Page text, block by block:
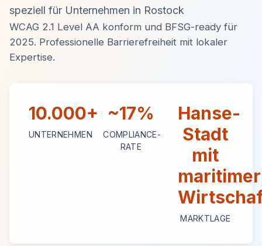
speziell für Unternehmen in Rostock
WCAG 2.1 Level AA konform und BFSG-ready für
2025. Professionelle Barrierefreiheit mit lokaler
Expertise.
10.000+
UNTERNEHMEN
~17%
COMPLIANCE-
RATE
Hanse-
Stadt
mit
maritimer
MARKTLAGE